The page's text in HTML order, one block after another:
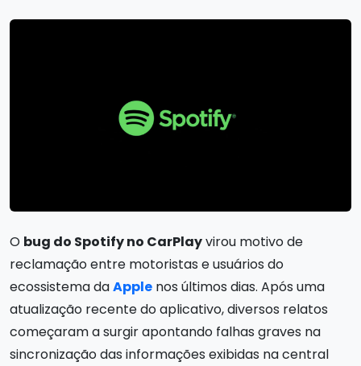
O bug do Spotify no CarPlayvirou motivo de
reclamação entre motoristas e usuários do
ecossistema daApple nos últimos dias. Após uma
atualização recente do aplicativo, diversos relatos
começaram a surgir apontando falhas graves na
sincronização das informações exibidas na central